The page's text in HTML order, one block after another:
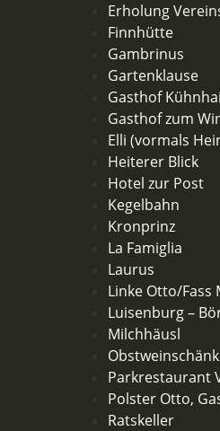
Erholung
Finnhütte
Gambrinus
Gartenklause
Gasthof
Gasthof zum
Elli (vormals
Heiterer Blick
Hotel zur Post
Kegelbahn
Kronprinz
La Famiglia
Laurus
Linke Otto/Fass
Luisenburg –
Milchhäusl
Parkrestaurant
Polster Otto,
Ratskeller